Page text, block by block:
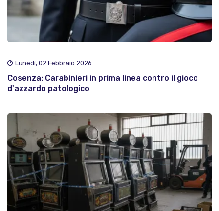
Lunedì, 02 Febbraio 2026
Cosenza: Carabinieri in prima linea contro il gioco
d'azzardo patologico